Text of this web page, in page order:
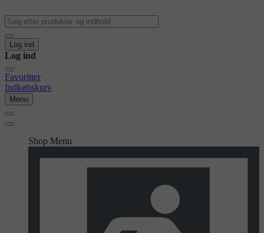
Log ind
Log ind
Favoritter
Indkøbskurv
Menu
Shop Menu